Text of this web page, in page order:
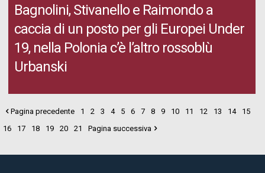
Bagnolini, Stivanello e Raimondo a
caccia di un posto per gli Europei Under
19, nella Polonia c’è l’altro rossoblù
Urbanski
Pagina precedente 1 2 3 4 5 6 7 8 9 10 11 12 13 14
15
16
17 18 19 20 21 Pagina successiva